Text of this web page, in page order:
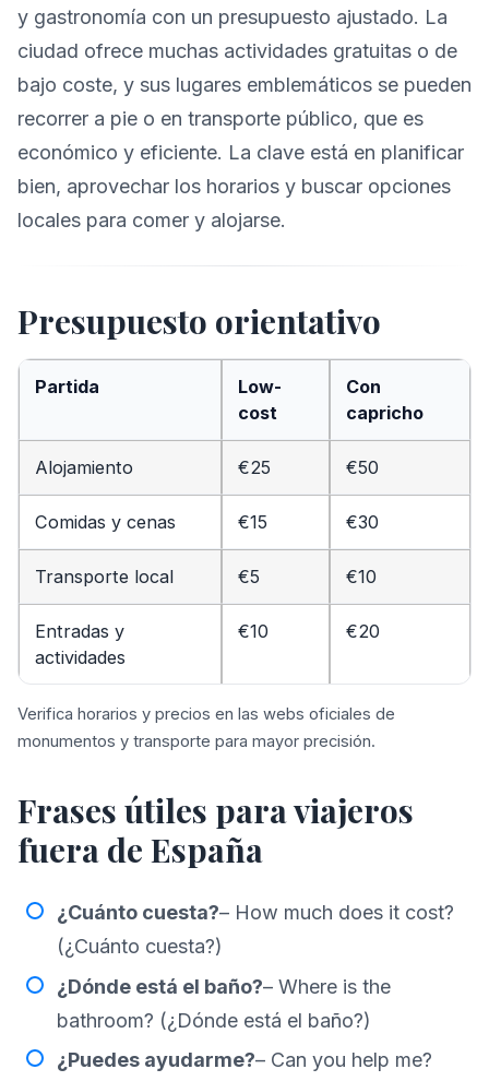
y gastronomía con un presupuesto ajustado. La
ciudad ofrece muchas actividades gratuitas o de
bajo coste, y sus lugares emblemáticos se pueden
recorrer a pie o en transporte público, que es
económico y eficiente. La clave está en planificar
bien, aprovechar los horarios y buscar opciones
locales para comer y alojarse.
Presupuesto orientativo
Partida
Low-
cost
Con
capricho
Alojamiento €25 €50
Comidas y cenas €15 €30
Transporte local €5 €10
Entradas y
actividades
€10 €20
Verifica horarios y precios en las webs oficiales de
monumentos y transporte para mayor precisión.
Frases útiles para viajeros
fuera de España
¿Cuánto cuesta?– How much does it cost?
(¿Cuánto cuesta?)
¿Dónde está el baño?– Where is the
bathroom? (¿Dónde está el baño?)
¿Puedes ayudarme?– Can you help me?